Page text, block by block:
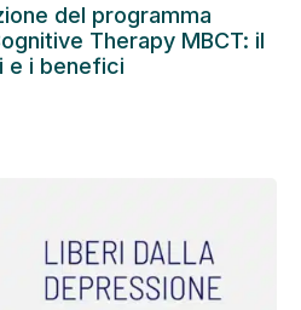
del programma
Therapy MBCT: il
e i benefici